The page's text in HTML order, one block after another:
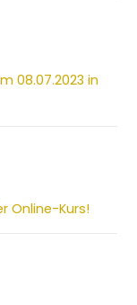
08.07.2023 in
Online-Kurs!